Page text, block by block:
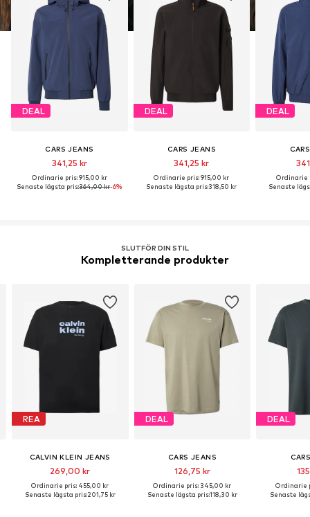
DEAL
CARS JEANS
341,25 kr
Ordinarie pris: 915,00 kr
Senaste lägsta pris:364,00 kr-6%
DEAL
CARS JEANS
341,25 kr
Ordinarie pris: 915,00 kr
Senaste lägsta pris:318,50 kr
DEAL
Ordinarie
Senaste
SLUTFÖR DIN STIL
Kompletterande produkter
REA
CALVIN KLEIN JEANS
269,00 kr
Ordinarie pris: 455,00 kr
Senaste lägsta pris:201,75 kr
DEAL
CARS JEANS
126,75 kr
Ordinarie pris: 345,00 kr
Senaste lägsta pris:118,30 kr
DEAL
Ordinarie
Senaste